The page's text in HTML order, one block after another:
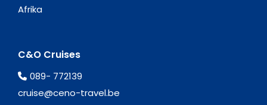
Afrika
C&O Cruises
089- 772139
cruise@ceno-travel.be